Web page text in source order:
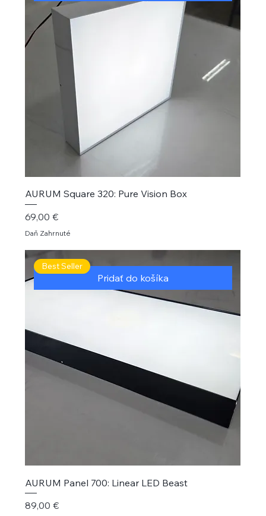
AURUM Square 320: Pure Vision Box
Cena
69,00 €
Daň Zahrnuté
Pridať do košíka
Best Seller
AURUM Panel 700: Linear LED Beast
Cena
89,00 €